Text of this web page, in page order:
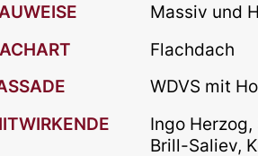
Massiv und
Flachdach
WDVS mit
Ingo Herzog,
Brill-Saliev,